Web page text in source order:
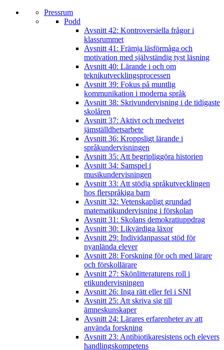
Pressrum
Podd
Avsnitt 42: Kontroversiella frågor i
klassrummet
Avsnitt 41: Främja läsförmåga och
motivation med självständig tyst läsning
Avsnitt 40: Lärande i och om
teknikutvecklingsprocessen
Avsnitt 39: Fokus på muntlig
kommunikation i moderna språk
Avsnitt 38: Skrivundervisning i de tidigaste
skolåren
Avsnitt 37: Aktivt och medvetet
jämställdhetsarbete
Avsnitt 36: Kroppsligt lärande i
språkundervisningen
Avsnitt 35: Att begripliggöra historien
Avsnitt 34: Samspel i
musikundervisningen
Avsnitt 33: Att stödja språkutvecklingen
hos flerspråkiga barn
Avsnitt 32: Vetenskapligt grundad
matematikundervisning i förskolan
Avsnitt 31: Skolans demokratiuppdrag
Avsnitt 30: Likvärdiga läxor
Avsnitt 29: Individanpassat stöd för
nyanlända elever
Avsnitt 28: Forskning för och med lärare
och förskollärare
Avsnitt 27: Skönlitteraturens roll i
etikundervisningen
Avsnitt 26: Inga rätt eller fel i SNI
Avsnitt 25: Att skriva sig till
ämneskunskaper
Avsnitt 24: Lärares erfarenheter av att
använda forskning
Avsnitt 23: Antibiotikaresistens och elevers
handlingskompetens